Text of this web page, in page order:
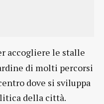
accogliere le stalle
di molti percorsi
dove si sviluppa
della città.